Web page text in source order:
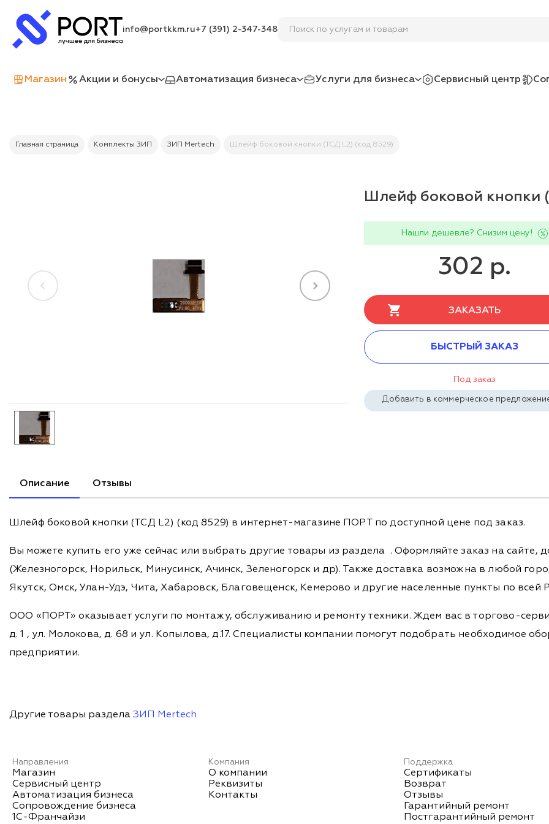
info@portkkm.ru+7 (391) 2-347-348 Поиск по услугам и товарам
Магазин Акции и бонусы Автоматизация бизнеса Услуги для бизнеса Сервисный центр
Главная страница Комплекты ЗИП ЗИП Mertech Шлейф боковой кнопки (ТСД L2) (код 8529)
Шлейф боковой кнопки
Нашли дешевле? Снизим цену!
302 р.
ЗАКАЗАТЬ
БЫСТРЫЙ ЗАКАЗ
Под заказ
Добавить в коммерческое
Описание Отзывы
Шлейф боковой кнопки (ТСД L2) (код 8529) в интернет-магазине ПОРТ по доступной цене под заказ.
Вы можете купить его уже сейчас или выбрать другие товары из раздела . Оформляйте заказ на сайте,
(Железногорск, Норильск, Минусинск, Ачинск, Зеленогорск и др). Также доставка возможна в любой
Якутск, Омск, Улан-Удэ, Чита, Хабаровск, Благовещенск, Кемерово и другие населенные пункты по всей
ООО «ПОРТ» оказывает услуги по монтажу, обслуживанию и ремонту техники. Ждем вас в торгово-
д. 1 , ул. Молокова, д. 68 и ул. Копылова, д.17. Специалисты компании помогут подобрать необходимое
предприятии.
Другие товары раздела ЗИП Mertech
Направления
Магазин
Сервисный центр
Автоматизация бизнеса
Сопровождение бизнеса
1С-Франчайзи
Компания
О компании
Реквизиты
Контакты
Поддержка
Сертификаты
Возврат
Отзывы
Гарантийный ремонт
Постгарантийный ремонт